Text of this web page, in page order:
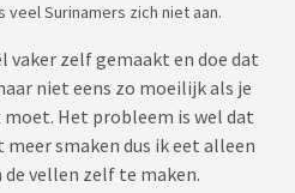
Surinamers zich niet aan.
vaker zelf gemaakt en doe dat
niet eens zo moeilijk als je
Het probleem is wel dat
smaken dus ik eet alleen
vellen zelf te maken.